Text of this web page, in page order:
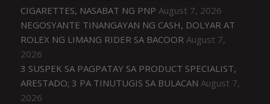
CIGARETTES, NASABAT NG PNP August 7, 2026
NEGOSYANTE TINANGAYAN NG CASH, DOLYAR AT
ROLEX NG LIMANG RIDER SA BACOOR August 7,
2026
3 SUSPEK SA PAGPATAY SA PRODUCT SPECIALIST,
ARESTADO; 3 PA TINUTUGIS SA BULACAN August 7,
2026